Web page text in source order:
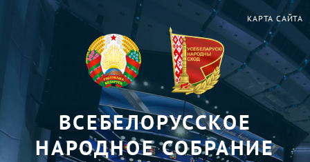
КАРТА САЙТА
ВСЕБЕЛОРУССКОЕ
НАРОДНОЕ СОБРАНИЕ